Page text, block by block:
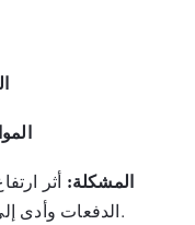
المشكلة: أثر
الدفعات وأدى إلى إبطاء الجداول الزمنية للمشروع.